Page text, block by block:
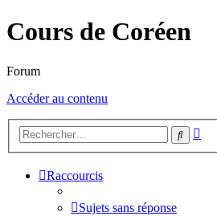
Cours de Coréen
Forum
Accéder au contenu
Raccourcis
Sujets sans réponse